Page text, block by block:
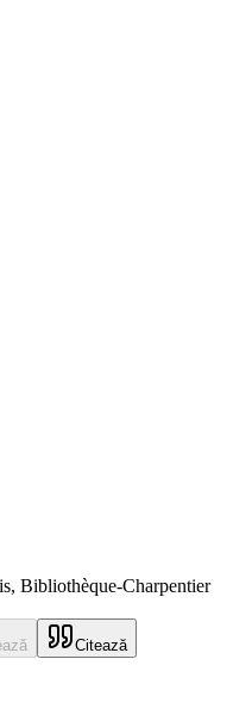
Bibliothèque-Charpentier
Citează